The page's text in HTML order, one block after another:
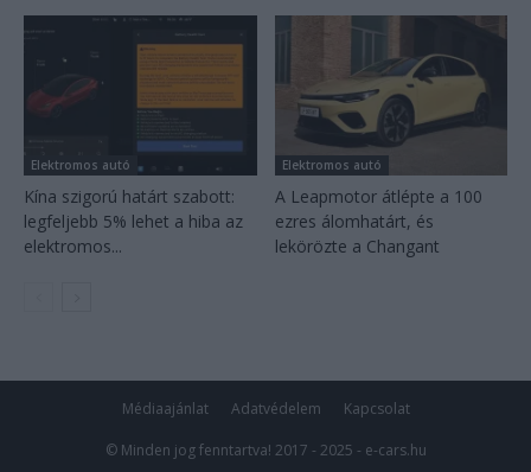
Elektromos autó
Kína szigorú határt szabott:
legfeljebb 5% lehet a hiba az
elektromos...
Elektromos autó
A Leapmotor átlépte a 100
ezres álomhatárt, és
lekörözte a Changant
Médiaajánlat Adatvédelem Kapcsolat
© Minden jog fenntartva! 2017 - 2025 - e-cars.hu